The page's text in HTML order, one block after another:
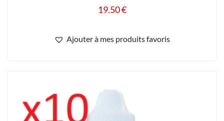
19.50€
Ajouter à mes produits favoris